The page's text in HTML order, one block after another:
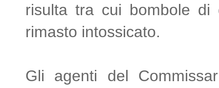
risulta tra cui bombole di
rimasto intossicato.
Gli agenti del